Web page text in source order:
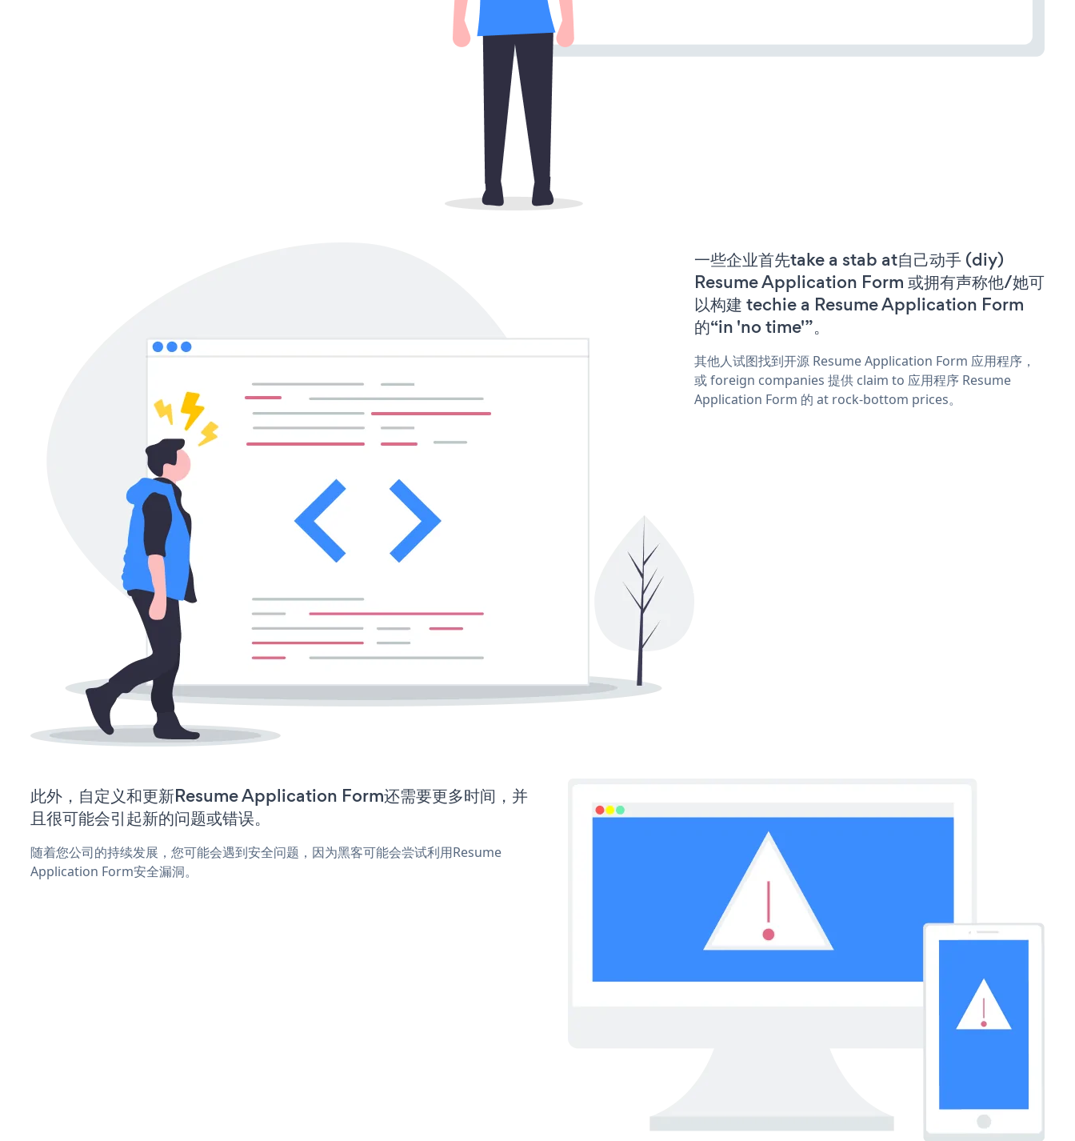
一些企业首先take a stab at自己动手 (diy)
Resume Application Form 或拥有声称他/她可
以构建 techie a Resume Application Form
的“in 'no time'”。
其他人试图找到开源 Resume Application Form 应用程序，
或 foreign companies 提供 claim to 应用程序 Resume
Application Form 的 at rock-bottom prices。
此外，自定义和更新Resume Application Form还需要更多时间，并
且很可能会引起新的问题或错误。
随着您公司的持续发展，您可能会遇到安全问题，因为黑客可能会尝试利用Resume
Application Form安全漏洞。